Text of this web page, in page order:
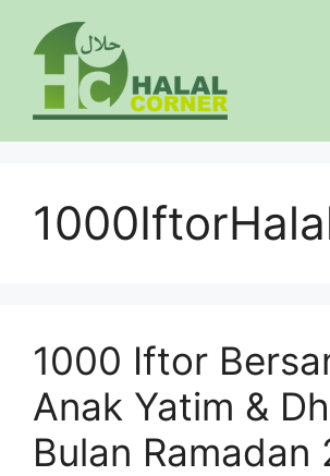
1000 Iftor
Anak Yatim &
Bulan Ramadan